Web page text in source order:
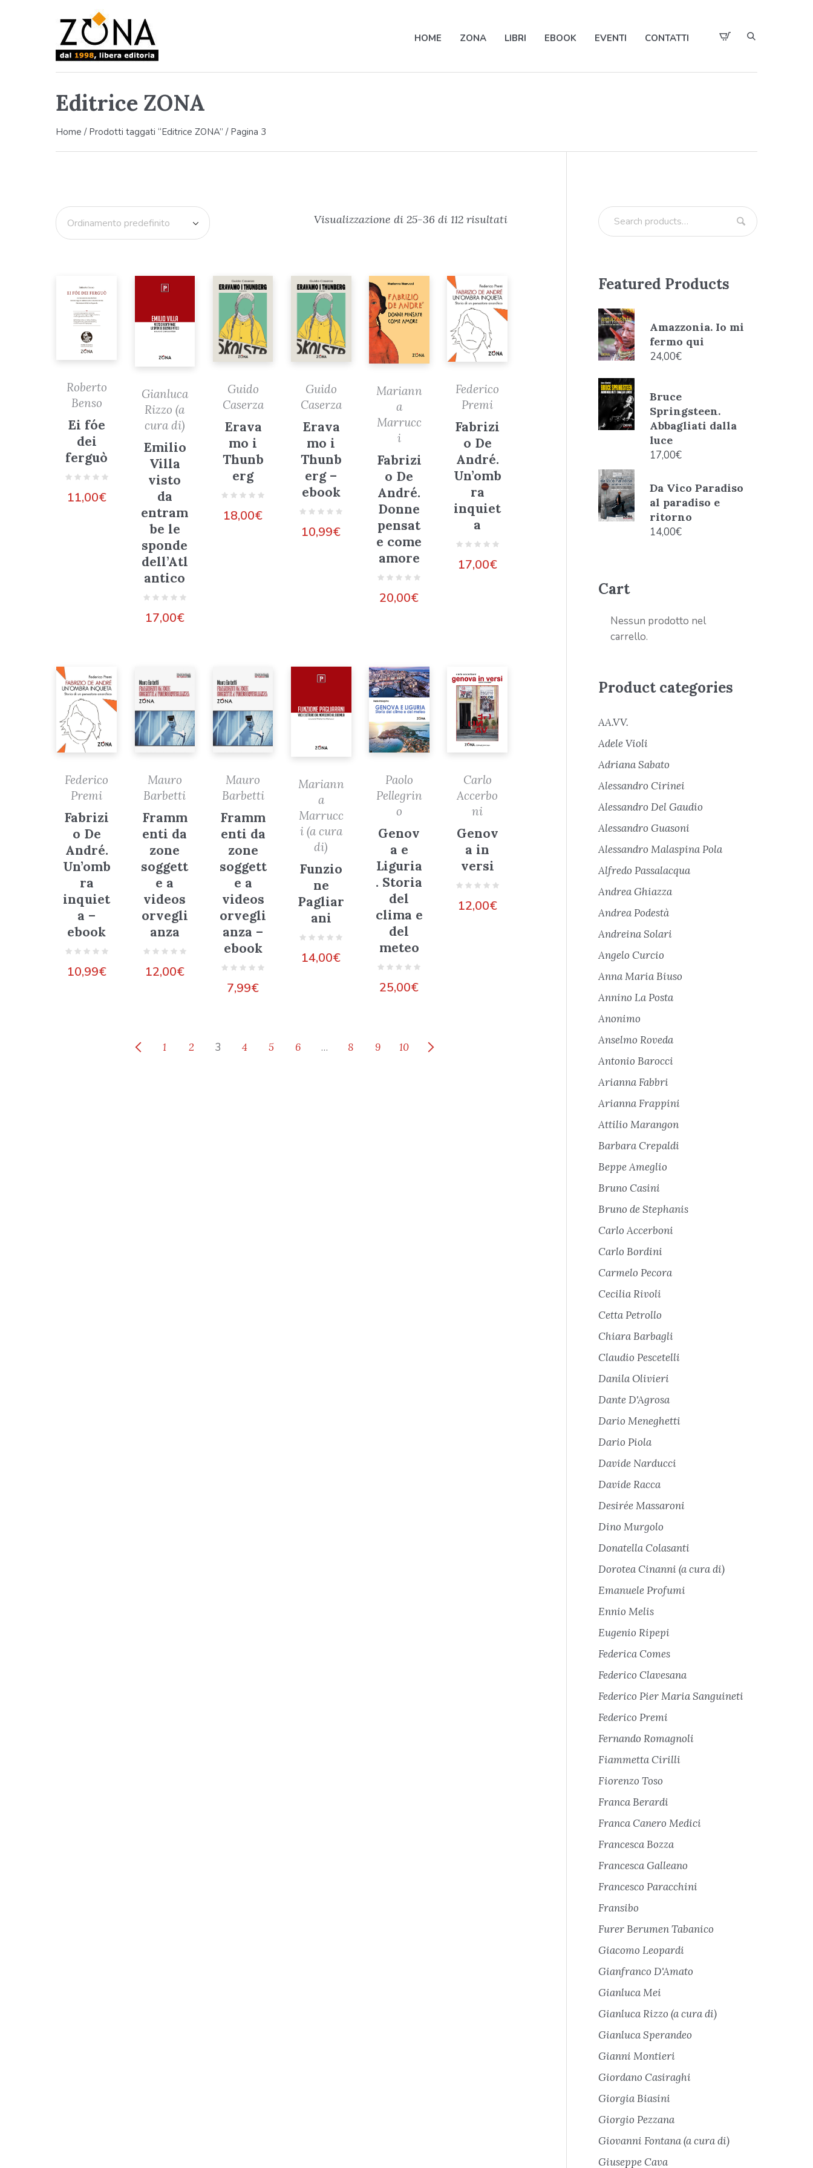
HOME ZONA LIBRI EBOOK EVENTI CONTATTI
Editrice ZONA
Home / Prodotti taggati “Editrice ZONA” / Pagina 3
Visualizzazione di 25-36 di 112 risultati
Roberto
Benso
Ei fóe
dei
ferguò
11,00€
Gianluca
Rizzo (a
cura di)
Emilio
Villa
visto
da
entram
be le
sponde
dell’Atl
antico
17,00€
Guido
Caserza
Erava
mo i
Thunb
erg
18,00€
Guido
Caserza
Erava
mo i
Thunb
erg –
ebook
10,99€
Mariann
a
Marrucc
i
Fabrizi
o De
André.
Donne
pensat
e come
amore
20,00€
Federico
Premi
Fabrizi
o De
André.
Un’omb
ra
inquiet
a
17,00€
Federico
Premi
Fabrizi
o De
André.
Un’omb
ra
inquiet
a –
ebook
10,99€
Mauro
Barbetti
Framm
enti da
zone
soggett
e a
videos
orvegli
anza
12,00€
Mauro
Barbetti
Framm
enti da
zone
soggett
e a
videos
orvegli
anza –
ebook
7,99€
Mariann
a
Marrucc
i (a cura
di)
Funzio
ne
Pagliar
ani
14,00€
Paolo
Pellegrin
o
Genov
a e
Liguria
. Storia
del
clima e
del
meteo
25,00€
Carlo
Accerbo
ni
Genov
a in
versi
12,00€
1 2 3 4 5 6 … 8 9 10
Featured Products
Amazzonia. Io mi
fermo qui
24,00€
Bruce
Springsteen.
Abbagliati dalla
luce
17,00€
Da Vico Paradiso
al paradiso e
ritorno
14,00€
Cart
Nessun prodotto nel
carrello.
Product categories
AA.VV.
Adele Violi
Adriana Sabato
Alessandro Cirinei
Alessandro Del Gaudio
Alessandro Guasoni
Alessandro Malaspina Pola
Alfredo Passalacqua
Andrea Ghiazza
Andrea Podestà
Andreina Solari
Angelo Curcio
Anna Maria Biuso
Annino La Posta
Anonimo
Anselmo Roveda
Antonio Barocci
Arianna Fabbri
Arianna Frappini
Attilio Marangon
Barbara Crepaldi
Beppe Ameglio
Bruno Casini
Bruno de Stephanis
Carlo Accerboni
Carlo Bordini
Carmelo Pecora
Cecilia Rivoli
Cetta Petrollo
Chiara Barbagli
Claudio Pescetelli
Danila Olivieri
Dante D'Agrosa
Dario Meneghetti
Dario Piola
Davide Narducci
Davide Racca
Desirée Massaroni
Dino Murgolo
Donatella Colasanti
Dorotea Cinanni (a cura di)
Emanuele Profumi
Ennio Melis
Eugenio Ripepi
Federica Comes
Federico Clavesana
Federico Pier Maria Sanguineti
Federico Premi
Fernando Romagnoli
Fiammetta Cirilli
Fiorenzo Toso
Franca Berardi
Franca Canero Medici
Francesca Bozza
Francesca Galleano
Francesco Paracchini
Fransibo
Furer Berumen Tabanico
Giacomo Leopardi
Gianfranco D'Amato
Gianluca Mei
Gianluca Rizzo (a cura di)
Gianluca Sperandeo
Gianni Montieri
Giordano Casiraghi
Giorgia Biasini
Giorgio Pezzana
Giovanni Fontana (a cura di)
Giuseppe Cava